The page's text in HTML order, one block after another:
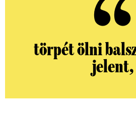
törpét ölni
jelent,